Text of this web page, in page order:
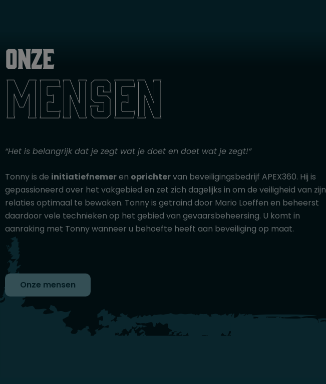
Onze
mensen
“Het is belangrijk dat je zegt wat je doet en doet wat je zegt!”
Tonny is de initiatiefnemeren oprichtervan beveiligingsbedrijf APEX360. Hij is
gepassioneerd over het vakgebied en zet zich dagelijks in om de veiligheid van zijn
relaties optimaal te bewaken. Tonny is getraind door Mario Loeffen en beheerst
daardoor vele technieken op het gebied van gevaarsbeheersing. U komt in
aanraking met Tonny wanneer u behoefte heeft aan beveiliging op maat.
Onze mensen